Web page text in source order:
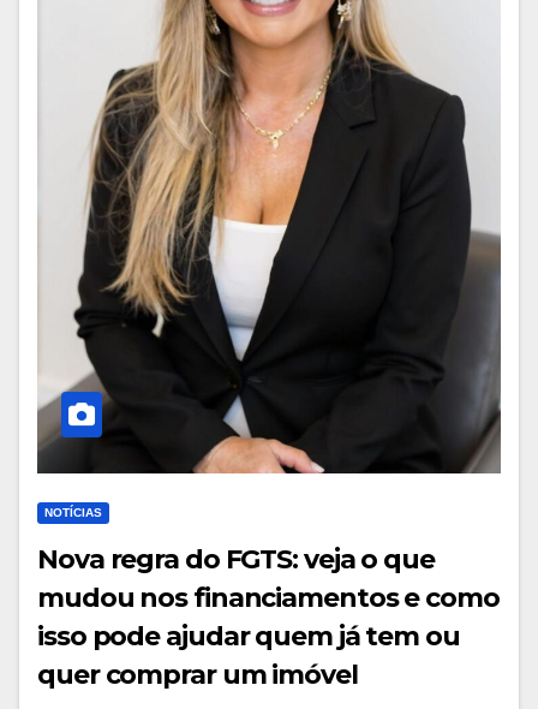
NOTÍCIAS
Nova regra do FGTS: veja o que
mudou nos financiamentos e como
isso pode ajudar quem já tem ou
quer comprar um imóvel